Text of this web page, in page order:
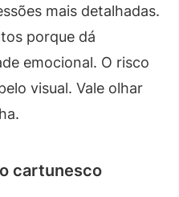
mais detalhadas.
porque dá
emocional. O risco
visual. Vale olhar
cartunesco